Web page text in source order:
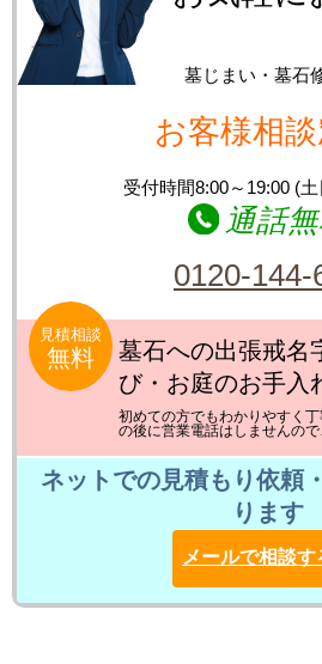
墓じまい・墓石
お客様相談
受付時間8:00～19:00 (
通話
0120-144-
見積相談
無料
墓石への出張戒名
び・お庭のお手入
初めての方でもわかりやすく
の後に営業電話はしませんので
ネットでの見積もり依頼
ります
メールで相談す